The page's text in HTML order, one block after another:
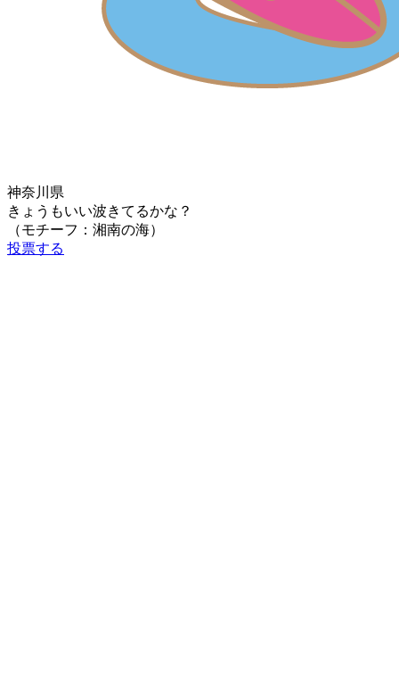
神奈川県
きょうもいい波きてるかな？
（モチーフ：湘南の海）
投票する